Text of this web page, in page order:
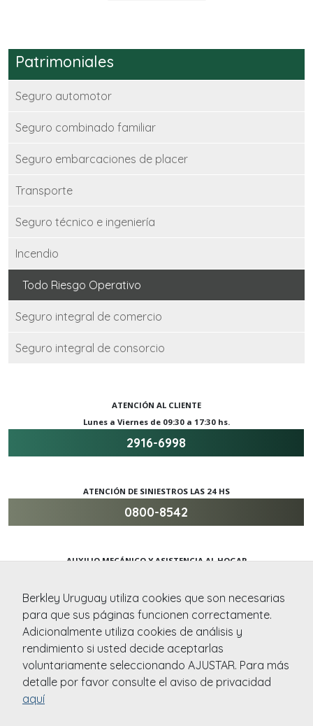
Patrimoniales
Seguro automotor
Seguro combinado familiar
Seguro embarcaciones de placer
Transporte
Seguro técnico e ingeniería
Incendio
Todo Riesgo Operativo
Seguro integral de comercio
Seguro integral de consorcio
ATENCIÓN AL CLIENTE
Lunes a Viernes de 09:30 a 17:30 hs.
2916-6998
ATENCIÓN DE SINIESTROS LAS 24 HS
0800-8542
AUXILIO MECÁNICO Y ASISTENCIA AL HOGAR
ATENCION DE SINIESTROS DESDE EL EXTERIOR
+59829040658
Berkley Uruguay utiliza cookies que son necesarias
para que sus páginas funcionen correctamente.
Adicionalmente utiliza cookies de análisis y
rendimiento si usted decide aceptarlas
voluntariamente seleccionando AJUSTAR. Para más
detalle por favor consulte el aviso de privacidad
aquí